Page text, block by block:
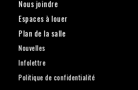
Nous joindre
Espaces à louer
Plan de la salle
Nouvelles
Infolettre
Politique de confidentialité